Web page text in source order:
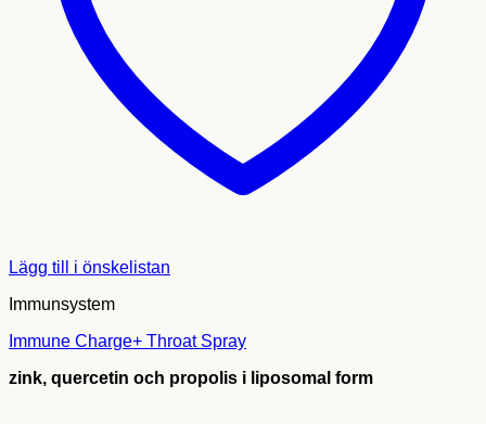
Lägg till i önskelistan
Immunsystem
Immune Charge+ Throat Spray
zink, quercetin och propolis i liposomal form